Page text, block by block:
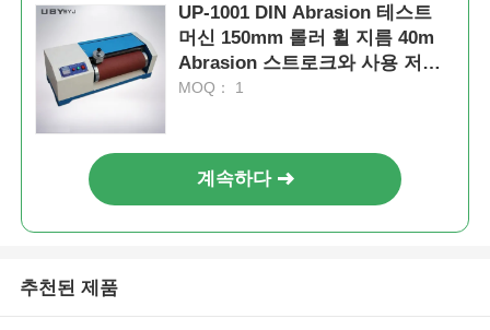
UP-1001 DIN Abrasion 테스트
머신 150mm 롤러 휠 지름 40m
Abrasion 스트로크와 사용 저항
테스트를 위한 AC 220V 전력
MOQ： 1
계속하다
추천된 제품